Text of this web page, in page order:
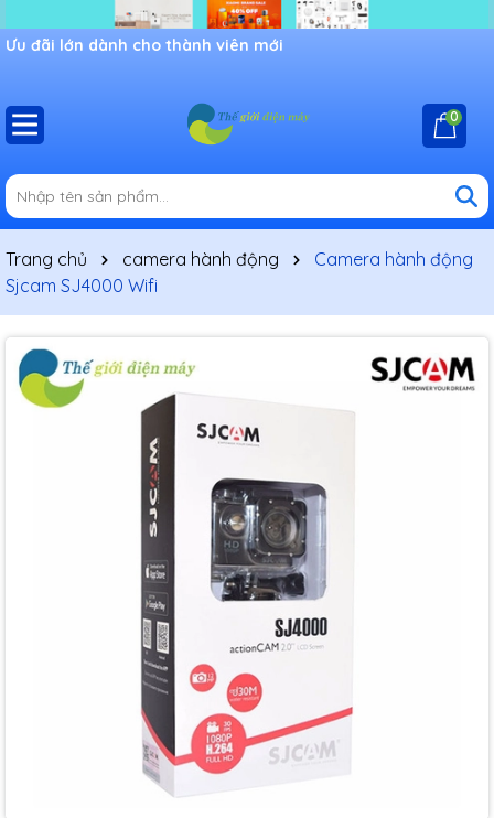
Ưu đãi lớn dành cho thành viên mới
0
Trang chủ camera hành động
Camera hành động
Sjcam SJ4000 Wifi